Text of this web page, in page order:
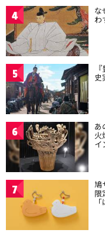
4 な
わ
5
6 あ
火
イ
7 鳩
限